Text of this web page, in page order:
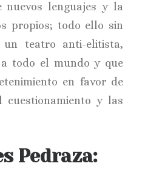
nuevos lenguajes y la
propios; todo ello sin
teatro anti-elitista,
todo el mundo y que
en favor de
y las
Pedraza: